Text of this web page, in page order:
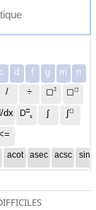
tique
c d f g m
n
/ ÷ ◻2 ◻◻
dx D□
x
∫ ∫◻
acot asec acsc sinh